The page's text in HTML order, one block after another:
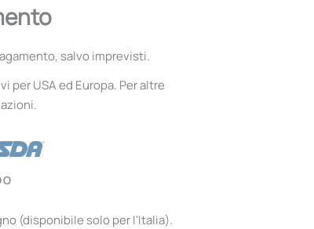
salvo imprevisti.
per USA ed Europa. Per altre
(disponibile solo per l'Italia).